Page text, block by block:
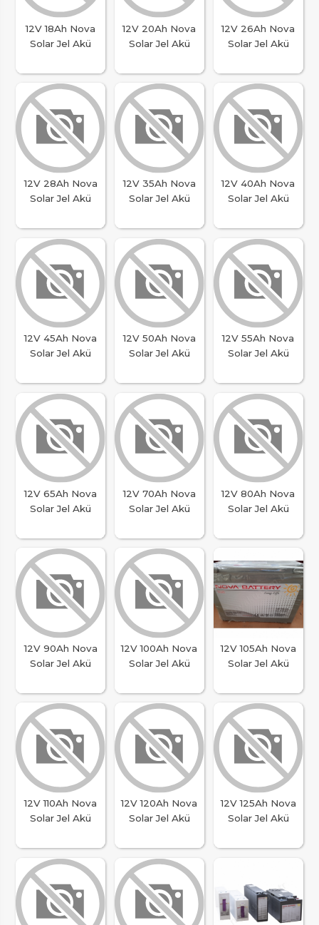
12V 18Ah Nova
Solar Jel Akü
12V 20Ah Nova
Solar Jel Akü
12V 26Ah Nova
Solar Jel Akü
12V 28Ah Nova
Solar Jel Akü
12V 35Ah Nova
Solar Jel Akü
12V 40Ah Nova
Solar Jel Akü
12V 45Ah Nova
Solar Jel Akü
12V 50Ah Nova
Solar Jel Akü
12V 55Ah Nova
Solar Jel Akü
12V 65Ah Nova
Solar Jel Akü
12V 70Ah Nova
Solar Jel Akü
12V 80Ah Nova
Solar Jel Akü
12V 90Ah Nova
Solar Jel Akü
12V 100Ah Nova
Solar Jel Akü
12V 105Ah Nova
Solar Jel Akü
12V 110Ah Nova
Solar Jel Akü
12V 120Ah Nova
Solar Jel Akü
12V 125Ah Nova
Solar Jel Akü